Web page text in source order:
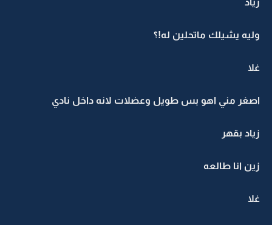
زياد
وليه يشيلك ماتحلين له!؟
غلا
اصغر مني اهو بس طويل وعضلات لانه داخل نادي
زياد بقهر
زين انا طالعه
غلا